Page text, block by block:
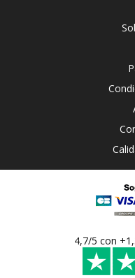
4,7/5 con